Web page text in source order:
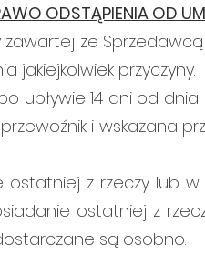
ODSTĄPIENIA OD
ze
jakiejkolwiek przyczyny.
14 dni od
i wskazana
z rzeczy lub
ostatniej z
są osobno.